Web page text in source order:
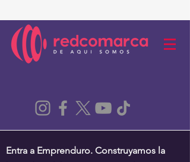
Entra a Emprenduro. Construyamos la